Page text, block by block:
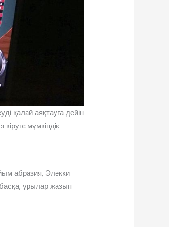
қалай аяқтауға дейін
мүмкіндік
абразия, Элекки
басқа, ұрылар жазып